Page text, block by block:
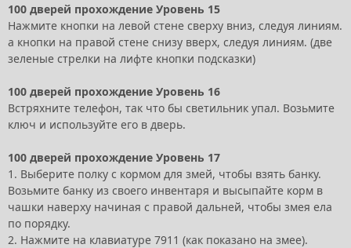
100 дверей прохождение Уровень 15
Нажмите кнопки на левой стене сверху вниз, следуя линиям.
а кнопки на правой стене снизу вверх, следуя линиям. (две
зеленые стрелки на лифте кнопки подсказки)
100 дверей прохождение Уровень 16
Встряхните телефон, так что бы светильник упал. Возьмите
ключ и используйте его в дверь.
100 дверей прохождение Уровень 17
1. Выберите полку с кормом для змей, чтобы взять банку.
Возьмите банку из своего инвентаря и высыпайте корм в
чашки наверху начиная с правой дальней, чтобы змея ела
по порядку.
2. Нажмите на клавиатуре 7911 (как показано на змее).